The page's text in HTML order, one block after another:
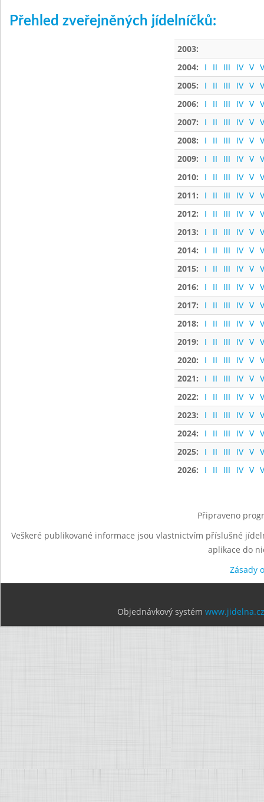
Přehled zveřejněných jídelníčků:
2003:
2004:
I II III IV V
2005:
I II III IV V
2006:
I II III IV V
2007:
I II III IV V
2008:
I II III IV V
2009:
I II III IV V
2010:
I II III IV V
2011:
I II III IV V
2012:
I II III IV V
2013:
I II III IV V
2014:
I II III IV V
2015:
I II III IV V
2016:
I II III IV V
2017:
I II III IV V
2018:
I II III IV V
2019:
I II III IV V
2020:
I II III IV V
2021:
I II III IV V
2022:
I II III IV V
2023:
I II III IV V
2024:
I II III IV V
2025:
I II III IV V
2026:
I II III IV V
Připraveno
Veškeré publikované informace jsou vlastnictvím příslušné
aplikace do
Zásady
Objednávkový systém www.jidelna.cz